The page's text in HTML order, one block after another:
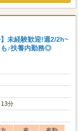
】未経験歓迎!週2/2h~
♪扶養内勤務◎
13分